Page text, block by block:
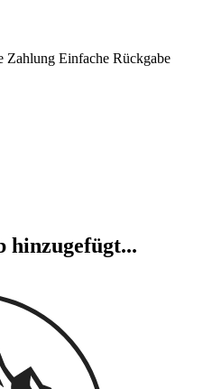
Zahlung Einfache Rückgabe